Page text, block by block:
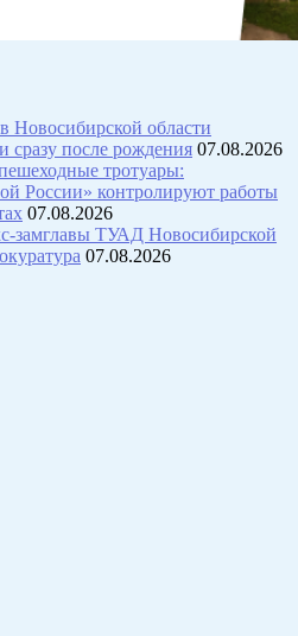
Новосибирской области
сразу после рождения 07.08.2026
тротуары:
России» контролируют работы
07.08.2026
замглавы ТУАД Новосибирской
07.08.2026